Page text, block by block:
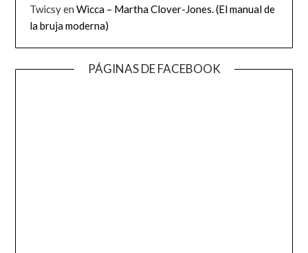
TwicsyenWicca – Martha Clover-Jones. (El manual de
la bruja moderna)
PÁGINAS DE FACEBOOK